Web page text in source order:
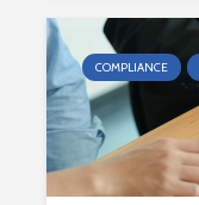
COMPLIANCE